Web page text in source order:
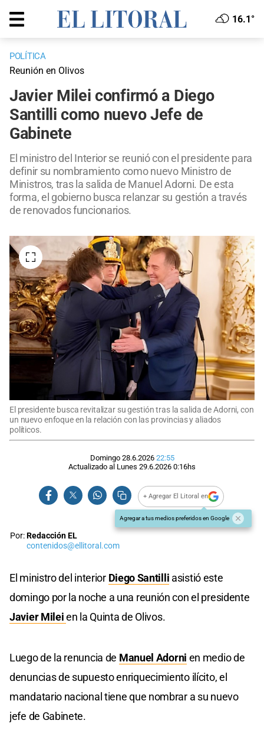
16.1°
POLÍTICA
Reunión en Olivos
Javier Milei confirmó a Diego
Santilli como nuevo Jefe de
Gabinete
El ministro del Interior se reunió con el presidente para
definir su nombramiento como nuevo Ministro de
Ministros, tras la salida de Manuel Adorni. De esta
forma, el gobierno busca relanzar su gestión a través
de renovados funcionarios.
El presidente busca revitalizar su gestión tras la salida de Adorni, con
un nuevo enfoque en la relación con las provincias y aliados
políticos.
Domingo 28.6.2026 22:55
Actualizado al Lunes 29.6.2026 0:16hs
+ Agregar El Litoral en
Agregar a tus medios preferidos en Google
Por:Redacción EL
contenidos@ellitoral.com
El ministro del interior Diego Santilli asistió este
domingo por la noche a una reunión con el presidente
Javier Mileien la Quinta de Olivos.
Luego de la renuncia de Manuel Adorni en medio de
denuncias de supuesto enriquecimiento ilícito, el
mandatario nacional tiene que nombrar a su nuevo
jefe de Gabinete.